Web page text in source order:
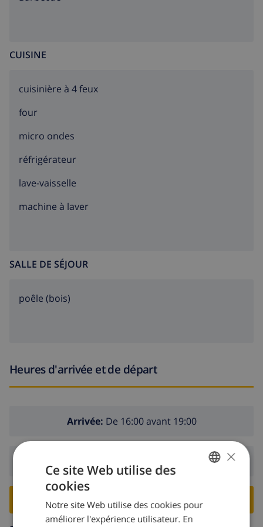
CUISINE
cuisinière à 4 feux
four
micro ondes
réfrigérateur
lave-vaisselle
machine à laver
SALLE DE SÉJOUR
poêle (bois)
Heures d'arrivée et de départ
Arrivée: De 16:00 avant 19:00
RESERVER CETTE VILLA ›
DUTCH
×
Ce site Web utilise des
cookies
Notre site Web utilise des cookies pour
améliorer l'expérience utilisateur. En